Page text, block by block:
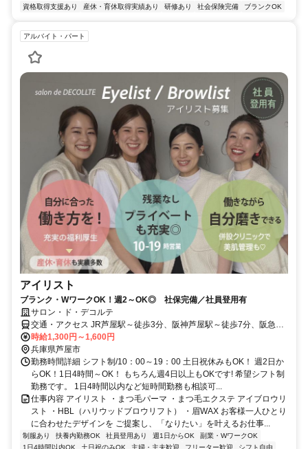
資格取得支援あり 産休・育休取得実績あり 研修あり 社会保険完備 ブランクOK
アルバイト・パート
アイリスト
ブランク・WワークOK！週2～OK◎ 社保完備／社員登用有
サロン・ド・デコルテ
交通・アクセス JR芦屋駅～徒歩3分、阪神芦屋駅～徒歩7分、阪急芦
屋川駅～徒歩10分
時給1,300円～1,600円
兵庫県芦屋市
勤務時間詳細 シフト制/10：00～19：00 土日祝休みもOK！ 週2日か
らOK！1日4時間～OK！ もちろん週4日以上もOKです! 希望シフト制
勤務です。 1日4時間以内など短時間勤務も相談可...
仕事内容 アイリスト ・まつ毛パーマ ・まつ毛エクステ アイブロウリ
スト ・HBL（ハリウッドブロウリフト） ・眉WAX お客様一人ひとり
に合わせたデザインを ご提案し、「なりたい」を叶えるお仕事...
制服あり 扶養内勤務OK 社員登用あり 週1日からOK
副業・WワークOK
1日4時間以内OK
土日祝のみOK 主婦・主夫歓迎 フリーター歓迎
シフト自由